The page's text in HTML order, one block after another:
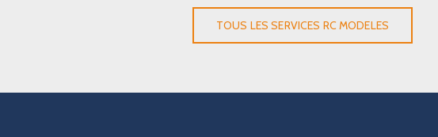
TOUS LES SERVICES RC MODELES